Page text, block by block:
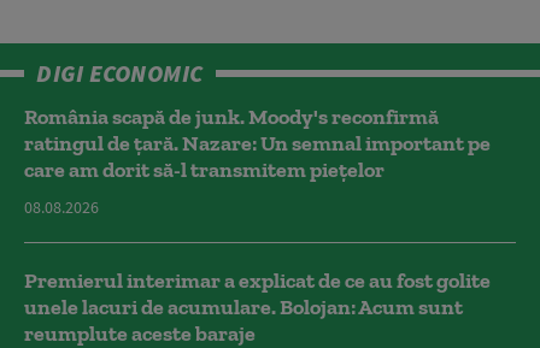
DIGI ECONOMIC
România scapă de junk. Moody's reconfirmă
ratingul de țară. Nazare: Un semnal important pe
care am dorit să-l transmitem piețelor
08.08.2026
Premierul interimar a explicat de ce au fost golite
unele lacuri de acumulare. Bolojan: Acum sunt
reumplute aceste baraje